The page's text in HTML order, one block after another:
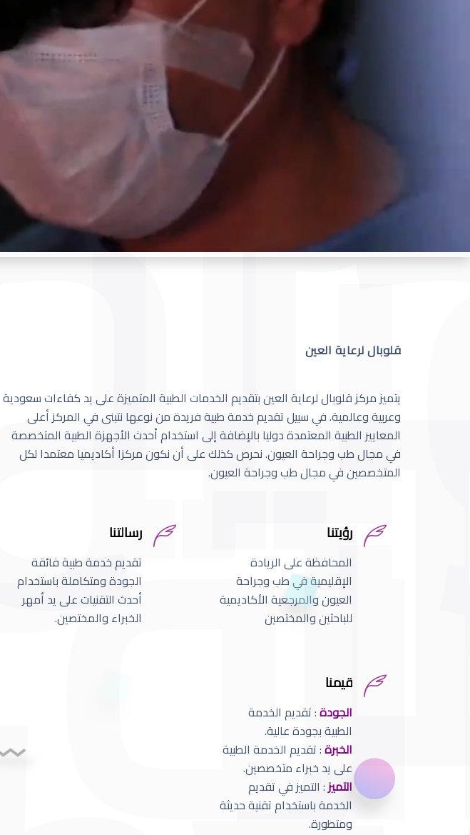
قلوبال لرعاية العين
يتميز مركز قلوبال لرعاية العين بتقديم الخدمات الطبية المتميزة على يد كفاءات سعودية
وعربية وعالمية. في سبيل تقديم خدمة طبية فريدة من نوعها نتبنى في المركز أعلى
المعايير الطبية المعتمدة دوليا بالإضافة إلى استخدام أحدث الأجهزة الطبية المتخصصة
في مجال طب وجراحة العيون. نحرص كذلك على أن نكون مركزا أكاديميا معتمدا لكل
المتخصصين في مجال طب وجراحة العيون.
رؤيتنا
المحافظة على الريادة
الإقليمية في طب وجراحة
العيون والمرجعية الأكاديمية
للباحثين والمختصين
رسالتنا
تقديم خدمة طبية فائقة
الجودة ومتكاملة باستخدام
أحدث التقنيات على يد أمهر
الخبراء والمختصين.
قيمنا
الجودة: تقديم الخدمة
الطبية بجودة عالية.
الخبرة: تقديم الخدمة الطبية
على يد خبراء متخصصين.
التميز: التميز في تقديم
الخدمة باستخدام تقنية حديثة
ومتطورة.